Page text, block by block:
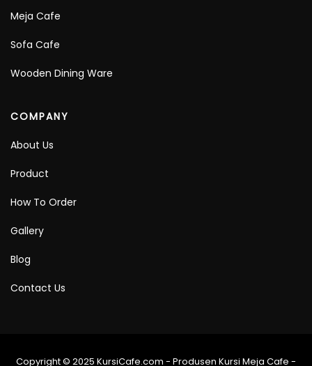
Meja Cafe
Sofa Cafe
Wooden Dining Ware
COMPANY
About Us
Product
How To Order
Gallery
Blog
Contact Us
Copyright © 2025 KursiCafe.com - Produsen Kursi Meja Cafe -